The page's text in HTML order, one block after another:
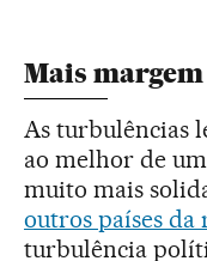
Mais
As turbulências
ao melhor de
muito mais
outros países da
turbulência